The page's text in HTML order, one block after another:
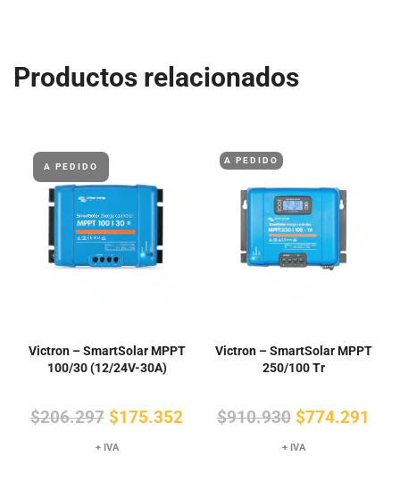
Productos relacionados
A PEDIDO
Victron – SmartSolar MPPT
100/30 (12/24V-30A)
$206.297 El
precio
$175.352El
+ IVA
A PEDIDO
Victron – SmartSolar MPPT
250/100 Tr
$910.930 El
precio
$774.291
+ IVA